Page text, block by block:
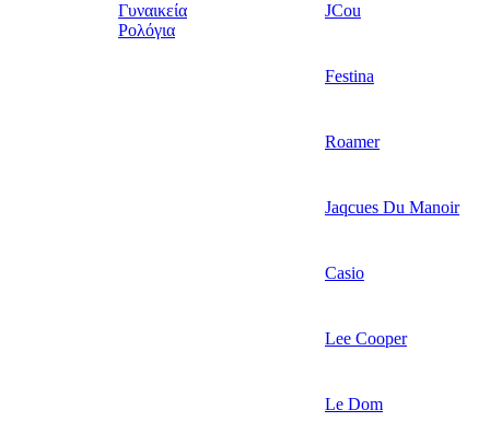
Γυναικεία
Ρολόγια
JCou
Festina
Roamer
Jaqcues Du Manoir
Casio
Lee Cooper
Le Dom